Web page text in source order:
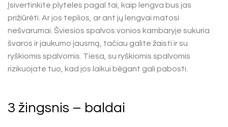
Įsivertinkite plyteles pagal tai, kaip lengva bus jas
prižiūrėti. Ar jos teplios, ar ant jų lengvai matosi
nešvarumai. Šviesios spalvos vonios kambaryje sukuria
švaros ir jaukumo jausmą, tačiau galite žaisti ir su
ryškiomis spalvomis. Tiesa, su ryškiomis spalvomis
rizikuojate tuo, kad jos laikui bėgant gali pabosti.
3 žingsnis – baldai